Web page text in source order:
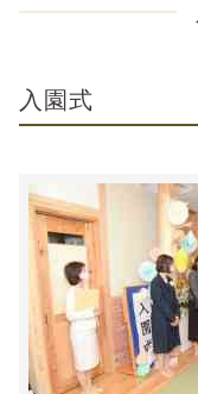
入園式